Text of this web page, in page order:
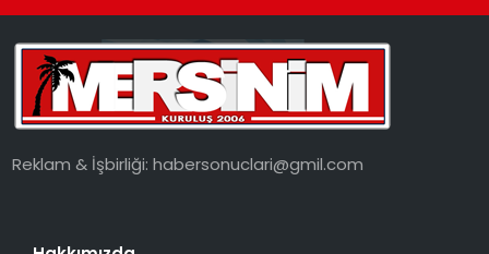
Reklam & İşbirliği:habersonuclari@gmil.com